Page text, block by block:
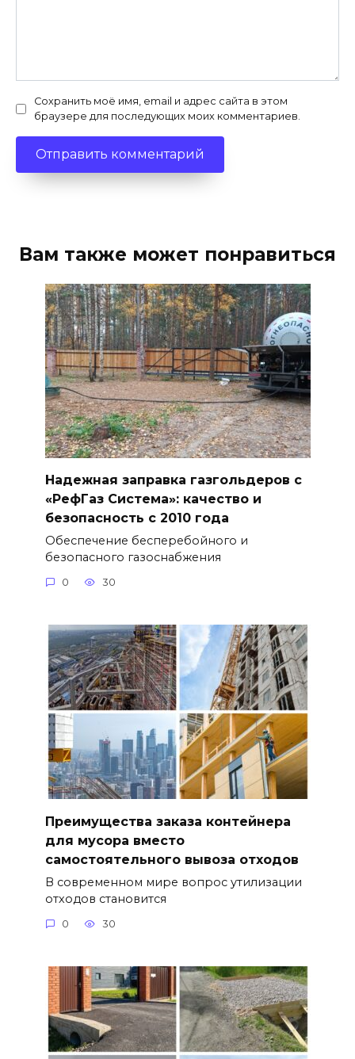
Сохранить моё имя, email и адрес сайта в этом
браузере для последующих моих комментариев.
Вам также может понравиться
Надежная заправка газгольдеров с
«РефГаз Система»: качество и
безопасность с 2010 года
Обеспечение бесперебойного и
безопасного газоснабжения
0 30
Преимущества заказа контейнера
для мусора вместо
самостоятельного вывоза отходов
В современном мире вопрос утилизации
отходов становится
0 30